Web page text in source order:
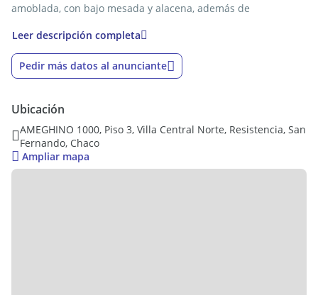
amoblada, con bajo mesada y alacena, además de
placard, brindando cómodo espacio de guardado. Dispone
también de lavadero independiente.
confort en el día a día. Incluye cochera, un valor agregado
muy buscado en la zona.
Ideal tanto para vivienda propia como para renta, en una
ubicación estratégica cercana a todo.
Leer descripción completa
Pedir más datos al anunciante
Ubicación
AMEGHINO 1000, Piso 3, Villa Central Norte, Resistencia, San
Fernando, Chaco
Ampliar mapa